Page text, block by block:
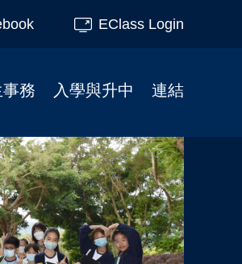
EClass Login
務
年校慶
事曆
式樣
車
記趣
入學與升中
小一入學事宜
插班生入學申請
幼小資訊
升中資訊
小一支援
連結
家長教育
家長教師會
校友會
校友會活動相片